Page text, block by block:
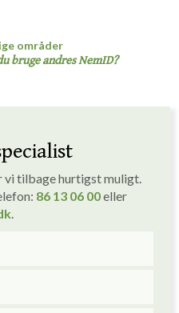
områder
bruge andres NemID?
vi tilbage hurtigst muligt.
86 13 06 00eller
​.